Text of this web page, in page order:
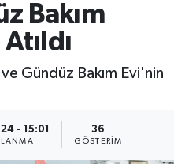
Bakım
Gündüz Bakım Evi'nin
- 15:01 36
GÖSTERIM